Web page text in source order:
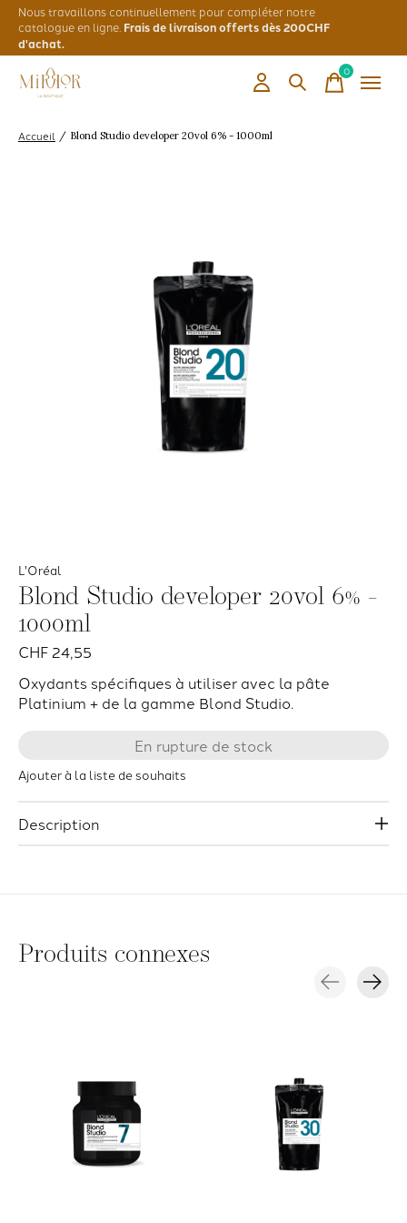
Nous travaillons continuellement pour compléter notre
catalogue en ligne. Frais de livraison offerts dès 200CHF
d'achat.
0items
Accueil / Blond Studio developer 20vol 6% - 1000ml
L'Oréal
Blond Studio developer 20vol 6% -
1000ml
CHF 24,55
Oxydants spécifiques à utiliser avec la pâte
Platinium + de la gamme Blond Studio.
En rupture de stock
Ajouter à la liste de souhaits
Description
Produits connexes